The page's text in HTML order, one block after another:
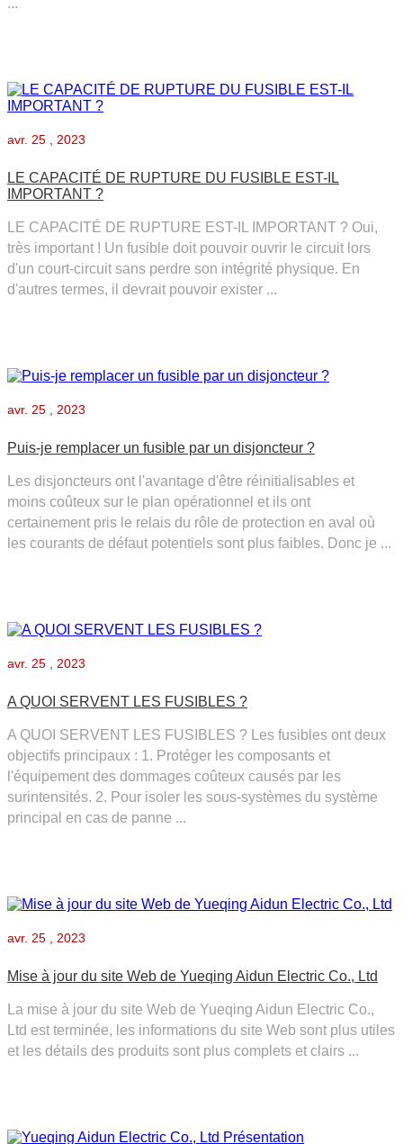
avr. 25 , 2023
LE CAPACITÉ DE RUPTURE DU FUSIBLE EST-IL
IMPORTANT ?
LE CAPACITÉ DE RUPTURE EST-IL IMPORTANT ? Oui,
très important ! Un fusible doit pouvoir ouvrir le circuit lors
d'un court-circuit sans perdre son intégrité physique. En
d'autres termes, il devrait pouvoir exister ...
avr. 25 , 2023
Puis-je remplacer un fusible par un disjoncteur ?
Les disjoncteurs ont l'avantage d'être réinitialisables et
moins coûteux sur le plan opérationnel et ils ont
certainement pris le relais du rôle de protection en aval où
les courants de défaut potentiels sont plus faibles. Donc je ...
avr. 25 , 2023
A QUOI SERVENT LES FUSIBLES ?
A QUOI SERVENT LES FUSIBLES ? Les fusibles ont deux
objectifs principaux : 1. Protéger les composants et
l'équipement des dommages coûteux causés par les
surintensités. 2. Pour isoler les sous-systèmes du système
principal en cas de panne ...
avr. 25 , 2023
Mise à jour du site Web de Yueqing Aidun Electric Co., Ltd
La mise à jour du site Web de Yueqing Aidun Electric Co.,
Ltd est terminée, les informations du site Web sont plus utiles
et les détails des produits sont plus complets et clairs ...